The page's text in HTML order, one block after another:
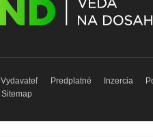
Vydavateľ Predplatné Inzercia
Sitemap